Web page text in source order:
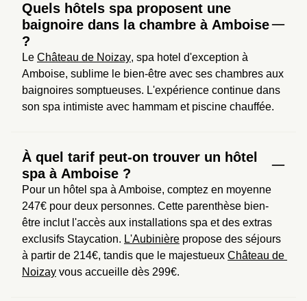
Quels hôtels spa proposent une
baignoire dans la chambre à Amboise
?
Le Château de Noizay, spa hotel d'exception à
Amboise, sublime le bien-être avec ses chambres aux
baignoires somptueuses. L'expérience continue dans
son spa intimiste avec hammam et piscine chauffée.
À quel tarif peut-on trouver un hôtel
spa à Amboise ?
Pour un hôtel spa à Amboise, comptez en moyenne
247€ pour deux personnes. Cette parenthèse bien-
être inclut l'accès aux installations spa et des extras
exclusifs Staycation. L'Aubinière propose des séjours
à partir de 214€, tandis que le majestueux Château de
Noizay vous accueille dès 299€.